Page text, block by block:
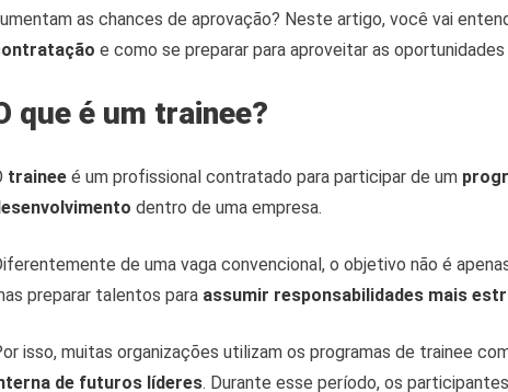
as chances de aprovação? Neste artigo, você vai
e como se preparar para aproveitar as
que é um trainee?
trainee é um profissional contratado para participar de um
dentro de uma empresa.
de uma vaga convencional, o objetivo não é
preparar talentos para assumir responsabilidades mais
isso, muitas organizações utilizam os programas de trainee
de futuros líderes. Durante esse período, os